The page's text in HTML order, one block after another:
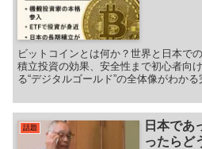
ビットコインとは何か？世界と日本で
積立投資の効果、安全性まで初心者向
る“デジタルゴールド”の全体像がわかる
話題
日本であ
ったらど